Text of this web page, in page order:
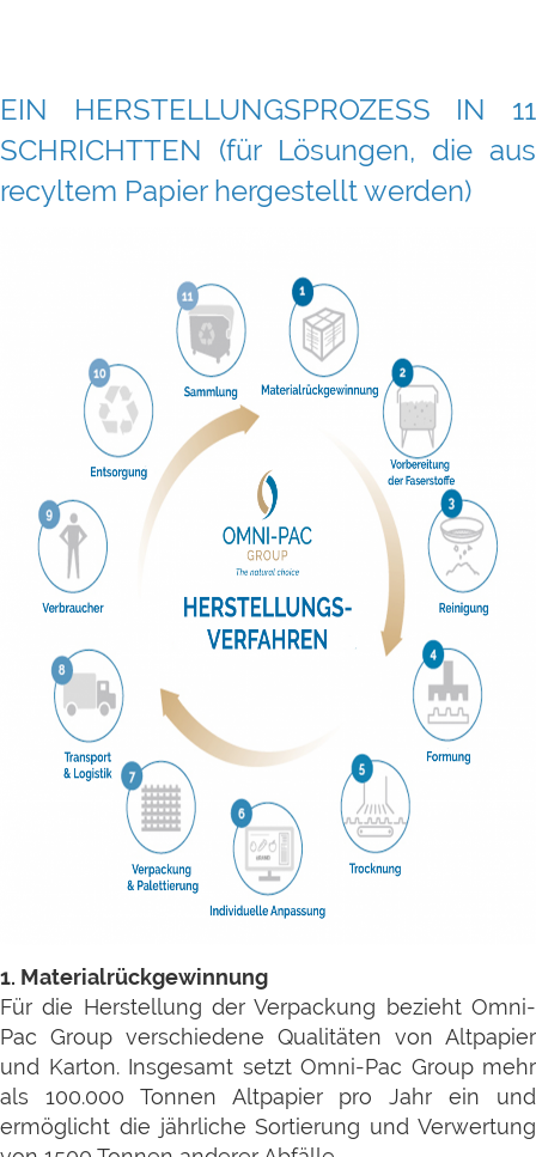
EIN HERSTELLUNGSPROZESS IN 11
SCHRICHTTEN (für Lösungen, die aus
recyltem Papier hergestellt werden)
1. Materialrückgewinnung
Für die Herstellung der Verpackung bezieht Omni-
Pac Group verschiedene Qualitäten von Altpapier
und Karton. Insgesamt setzt Omni-Pac Group mehr
als 100.000 Tonnen Altpapier pro Jahr ein und
ermöglicht die jährliche Sortierung und Verwertung